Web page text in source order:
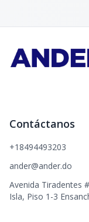
Contáctanos
+18494493203
ander@ander.do
Avenida Tiradentes
Isla, Piso 1-3